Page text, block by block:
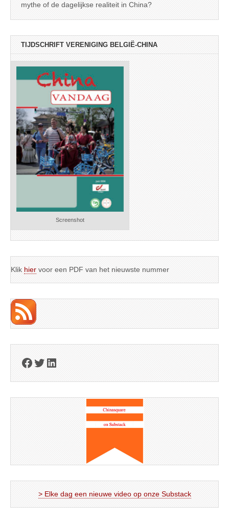
mythe of de dagelijkse realiteit in China?
TIJDSCHRIFT VERENIGING BELGIË-CHINA
Screenshot
Klik hier voor een PDF van het nieuwste nummer
Facebook
Twitter
LinkedIn
> Elke dag een nieuwe video op onze Substack